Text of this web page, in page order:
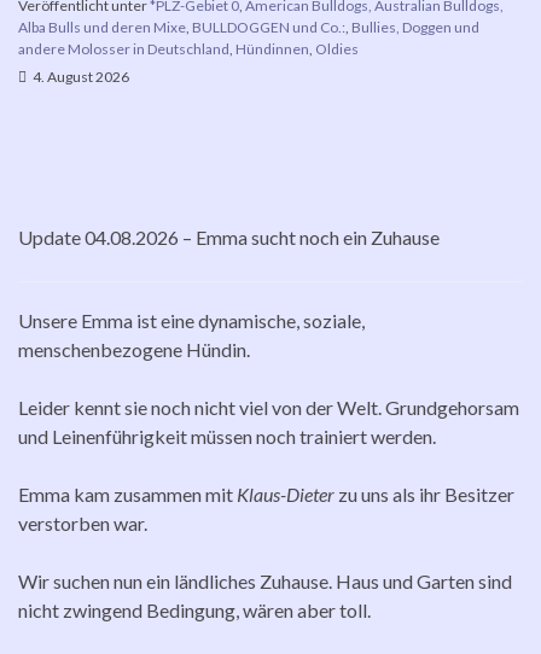
Veröffentlicht unter*PLZ-Gebiet 0 American Bulldogs, Australian Bulldogs,
Alba Bulls und deren Mixe BULLDOGGEN und Co.: Bullies, Doggen und
andere Molosser in Deutschland Hündinnen Oldies
4. August 2026
Update 04.08.2026 – Emma sucht noch ein Zuhause
Unsere Emma ist eine dynamische, soziale,
menschenbezogene Hündin.
Leider kennt sie noch nicht viel von der Welt. Grundgehorsam
und Leinenführigkeit müssen noch trainiert werden.
Emma kam zusammen mit Klaus-Dieter zu uns als ihr Besitzer
verstorben war.
Wir suchen nun ein ländliches Zuhause. Haus und Garten sind
nicht zwingend Bedingung, wären aber toll.